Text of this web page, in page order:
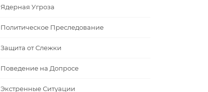
Ядерная Угроза
Политическое Преследование
Защита от Слежки
Поведение на Допросе
Экстренные Ситуации